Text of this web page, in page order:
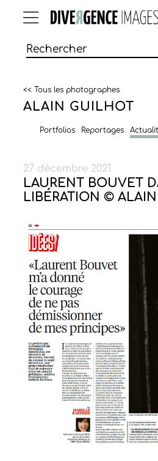
<< Tous les photographes
ALAIN GUILHOT
Portfolios Reportages
27 décembre 2021
LAURENT BOUVET
LIBÉRATION ©